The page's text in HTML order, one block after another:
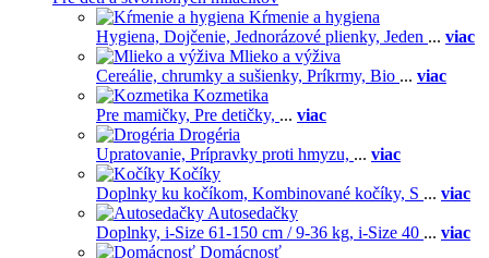
Kŕmenie a hygiena
Hygiena, Dojčenie, Jednorázové plienky, Jeden ... viac
Mlieko a výživa
Cereálie, chrumky a sušienky, Príkrmy, Bio ... viac
Kozmetika
Pre mamičky, Pre detičky, ... viac
Drogéria
Upratovanie, Prípravky proti hmyzu, ... viac
Kočíky
Doplnky ku kočíkom, Kombinované kočíky, S ... viac
Autosedačky
Doplnky, i-Size 61-150 cm / 9-36 kg, i-Size 40 ... viac
Domácnosť